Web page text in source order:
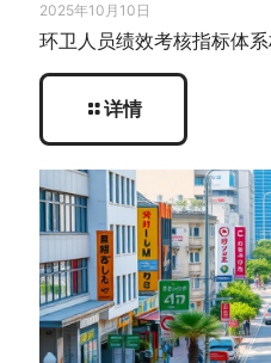
2025年10月10日
环卫人员绩效考核指标体
详情